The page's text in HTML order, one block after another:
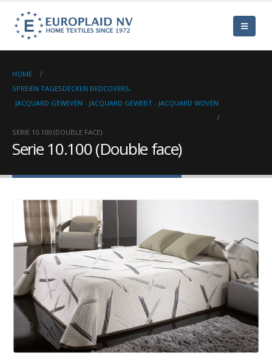
HOME
SPREIEN TAGESDECKEN BEDCOVERS,
JACQUARD GEWEVEN - JACQUARD GEWEBT - JACQUARD WOVEN
SERIE 10.100 (DOUBLE FACE)
Serie 10.100 (Double face)